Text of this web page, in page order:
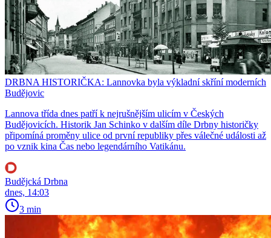
DRBNA HISTORIČKA: Lannovka byla výkladní skříní moderních
Budějovic
Lannova třída dnes patří k nejrušnějším ulicím v Českých
Budějovicích. Historik Jan Schinko v dalším díle Drbny historičky
připomíná proměny ulice od první republiky přes válečné události až
po vznik kina Čas nebo legendárního Vatikánu.
Budějcká Drbna
dnes, 14:03
3 min